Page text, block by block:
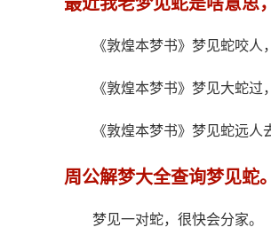
《敦煌本梦书》梦见蛇咬人
《敦煌本梦书》梦见大蛇过
《敦煌本梦书》梦见蛇远人
周公解梦大全查询梦见蛇。
梦见一对蛇，很快会分家。